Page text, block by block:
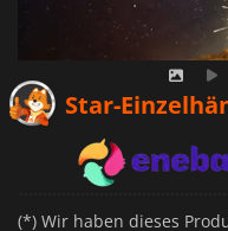
Star-
(*) Wir haben dieses